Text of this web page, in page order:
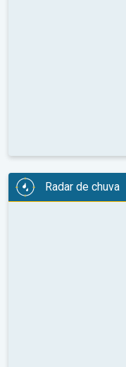
Radar de chuva